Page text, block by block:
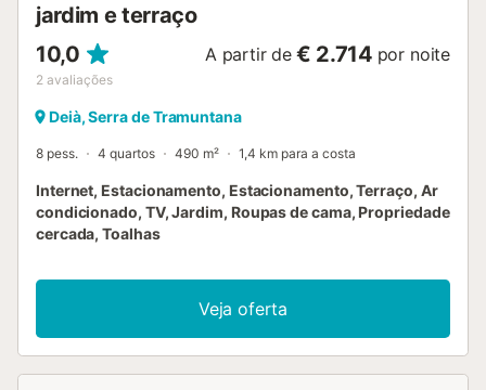
jardim e terraço
10,0
2 avaliações
A partir de € 2.714 por noite
Deià, Serra de Tramuntana
8 pess. 4 quartos 490 m² 1,4 km para a costa
Internet, Estacionamento, Estacionamento, Terraço, Ar
condicionado, TV, Jardim, Roupas de cama, Propriedade
cercada, Toalhas
Veja oferta